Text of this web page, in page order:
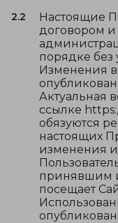
2.2
Настоящие
договором и
порядке без
Изменения
Актуальная
ссылке
обязуются
настоящих
изменения
принявшим
посещает